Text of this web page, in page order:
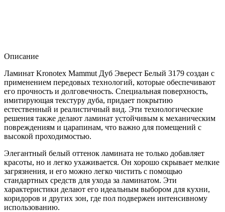
Описание
Ламинат Kronotex Mammut Дуб Эверест Белый 3179 создан с
применением передовых технологий, которые обеспечивают
его прочность и долговечность. Специальная поверхность,
имитирующая текстуру дуба, придает покрытию
естественный и реалистичный вид. Эти технологические
решения также делают ламинат устойчивым к механическим
повреждениям и царапинам, что важно для помещений с
высокой проходимостью.
Элегантный белый оттенок ламината не только добавляет
красоты, но и легко ухаживается. Он хорошо скрывает мелкие
загрязнения, и его можно легко чистить с помощью
стандартных средств для ухода за ламинатом. Эти
характеристики делают его идеальным выбором для кухни,
коридоров и других зон, где пол подвержен интенсивному
использованию.